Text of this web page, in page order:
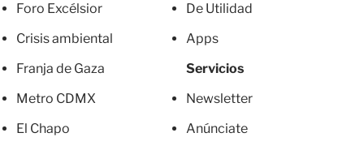
Foro Excélsior
Crisis ambiental
Franja de Gaza
Metro CDMX
El Chapo
De Utilidad
Apps
Servicios
Newsletter
Anúnciate